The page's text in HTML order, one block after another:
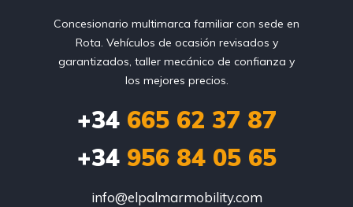
Concesionario multimarca familiar con sede en
Rota. Vehículos de ocasión revisados y
garantizados, taller mecánico de confianza y
los mejores precios.
+34665 62 37 87
+34956 84 05 65
info@elpalmarmobility.com